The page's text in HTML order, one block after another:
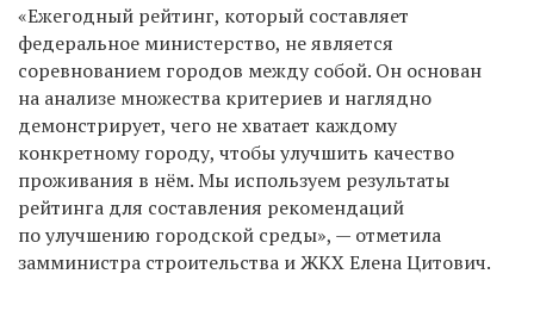
«Ежегодный рейтинг, который составляет
федеральное министерство, не является
соревнованием городов между собой. Он основан
на анализе множества критериев и наглядно
демонстрирует, чего не хватает каждому
конкретному городу, чтобы улучшить качество
проживания в нём. Мы используем результаты
рейтинга для составления рекомендаций
по улучшению городской среды», — отметила
замминистра строительства и ЖКХ Елена Цитович.